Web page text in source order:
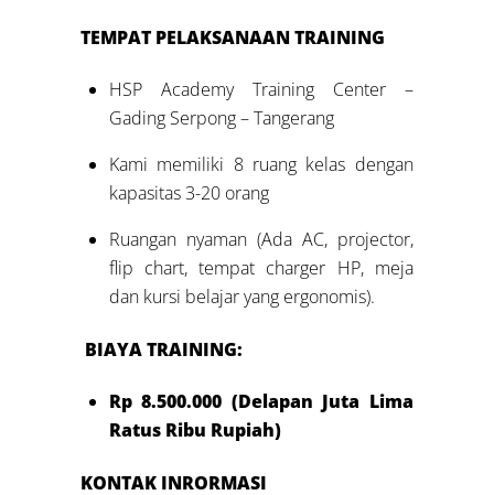
TEMPAT PELAKSANAANTRAINING
HSP Academy Training Center –
Gading Serpong – Tangerang
Kami memiliki 8 ruang kelas dengan
kapasitas 3-20 orang
Ruangan nyaman (Ada AC, projector,
flip chart, tempat charger HP, meja
dan kursi belajar yang ergonomis).
BIAYA TRAINING:
Rp 8.500.000 (Delapan Juta Lima
Ratus Ribu Rupiah)
KONTAK INRORMASI